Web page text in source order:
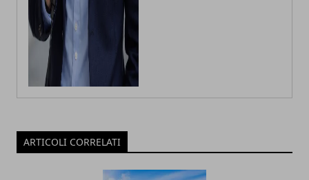
ARTICOLI CORRELATI